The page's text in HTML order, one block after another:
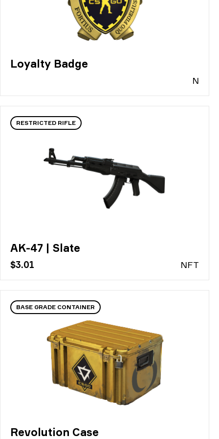
Loyalty Badge
N
RESTRICTED RIFLE
AK-47 | Slate
$3.01 NFT
BASE GRADE CONTAINER
Revolution Case